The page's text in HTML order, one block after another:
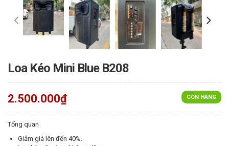
Loa Kéo Mini Blue B208
CÒN HÀNG
2.500.000₫
Tổng quan
Giảm giá lên đến 40%.